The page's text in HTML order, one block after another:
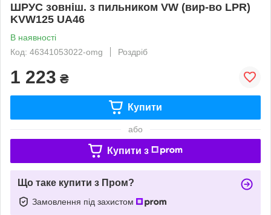
ШРУС зовніш. з пильником VW (вир-во LPR)
KVW125 UA46
В наявності
Код: 46341053022-omg
Роздріб
1 223 ₴
Купити
або
Купити з
Що таке купити з Пром?
Замовлення під захистом